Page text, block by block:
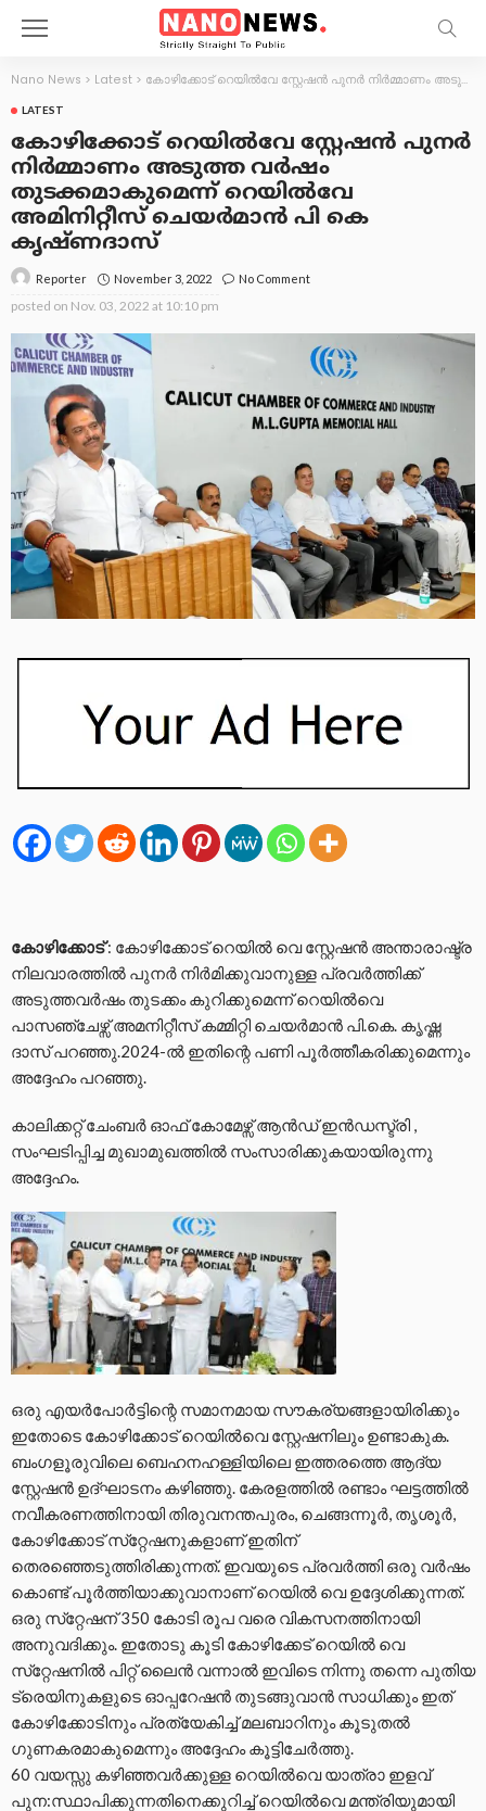
Nano News > Latest > കോഴിക്കോട് റെയിൽവേ സ്റ്റേഷൻ പുനർ നിർമ്മാണം അടുത്ത വർഷം തുടക്കമാകുമെന്ന് റെയിൽവേ അമിനിറ്റീസ് ചെയർമാൻ പി കെ കൃഷ്ണദാസ്
LATEST
കോഴിക്കോട് റെയിൽവേ സ്റ്റേഷൻ പുനർ
നിർമ്മാണം അടുത്ത വർഷം
തുടക്കമാകുമെന്ന് റെയിൽവേ
അമിനിറ്റീസ് ചെയർമാൻ പി കെ
കൃഷ്ണദാസ്
Reporter November 3, 2022 No Comment
posted on Nov. 03, 2022 at 10:10 pm
കോഴിക്കോട്: കോഴിക്കോട് റെയിൽ വെ സ്റ്റേഷൻ അന്താരാഷ്ട്ര
നിലവാരത്തിൽ പുനർ നിർമിക്കുവാനുള്ള പ്രവർത്തിക്ക്
അടുത്തവർഷം തുടക്കം കുറിക്കുമെന്ന് റെയിൽവെ
പാസഞ്ചേഴ്സ് അമനിറ്റീസ് കമ്മിറ്റി ചെയർമാൻ പി.കെ. കൃഷ്ണ
ദാസ് പറഞ്ഞു.2024-ൽ ഇതിന്റെ പണി പൂർത്തീകരിക്കുമെന്നും
അദ്ദേഹം പറഞ്ഞു.
കാലിക്കറ്റ് ചേംബർ ഓഫ് കോമേഴ്സ് ആൻഡ് ഇൻഡസ്ട്രി ,
സംഘടിപ്പിച്ച മുഖാമുഖത്തിൽ സംസാരിക്കുകയായിരുന്നു
അദ്ദേഹം.
ഒരു എയർപോർട്ടിന്റെ സമാനമായ സൗകര്യങ്ങളായിരിക്കും
ഇതോടെ കോഴിക്കോട് റെയിൽവെ സ്റ്റേഷനിലും ഉണ്ടാകുക.
ബംഗളൂരുവിലെ ബെഹനഹള്ളിയിലെ ഇത്തരത്തെ ആദ്യ
സ്റ്റേഷൻ ഉദ്ഘാടനം കഴിഞ്ഞു. കേരളത്തിൽ രണ്ടാം ഘട്ടത്തിൽ
നവീകരണത്തിനായി തിരുവനന്തപുരം, ചെങ്ങന്നൂർ, തൃശൂർ,
കോഴിക്കോട് സ്‌റ്റേഷനുകളാണ് ഇതിന്
തെരഞ്ഞെടുത്തിരിക്കുന്നത്. ഇവയുടെ പ്രവർത്തി ഒരു വർഷം
കൊണ്ട് പൂർത്തിയാക്കുവാനാണ് റെയിൽ വെ ഉദ്ദേശിക്കുന്നത്.
ഒരു സ്‌റ്റേഷന് 350 കോടി രൂപ വരെ വികസനത്തിനായി
അനുവദിക്കും. ഇതോടു കൂടി കോഴിക്കേട് റെയിൽ വെ
സ്‌റ്റേഷനിൽ പിറ്റ് ലൈൻ വന്നാൽ ഇവിടെ നിന്നു തന്നെ പുതിയ
ട്രെയിനുകളുടെ ഓപ്പറേഷൻ തുടങ്ങുവാൻ സാധിക്കും ഇത്
കോഴിക്കോടിനും പ്രത്യേകിച്ച് മലബാറിനും കൂടുതൽ
ഗുണകരമാകുമെന്നും അദ്ദേഹം കൂട്ടിചേർത്തു.
60 വയസ്സു കഴിഞ്ഞവർക്കുള്ള റെയിൽവെ യാത്രാ ഇളവ്
പുന:സ്ഥാപിക്കുന്നതിനെക്കുറിച്ച് റെയിൽവെ മന്ത്രിയുമായി